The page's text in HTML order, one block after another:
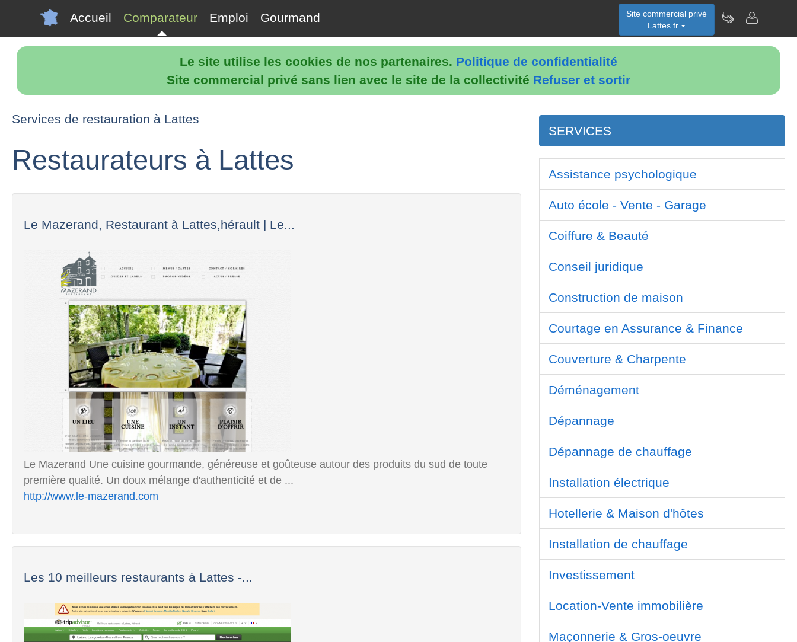
Le site utilise les cookies de nos partenaires. Politique de confidentialité
Site commercial privé sans lien avec le site de la collectivité Refuser et sortir
Accueil Comparateur Emploi Gourmand
Site commercial privé
Lattes.fr
Services de restauration à Lattes
Restaurateurs à Lattes
Le Mazerand, Restaurant à Lattes,hérault | Le...
Le Mazerand Une cuisine gourmande, généreuse et goûteuse autour des produits du sud de toute
première qualité. Un doux mélange d'authenticité et de ...
http://www.le-mazerand.com
Les 10 meilleurs restaurants à Lattes -...
SERVICES
Assistance psychologique
Auto école - Vente - Garage
Coiffure & Beauté
Conseil juridique
Construction de maison
Courtage en Assurance & Finance
Couverture & Charpente
Déménagement
Dépannage
Dépannage de chauffage
Installation électrique
Hotellerie & Maison d'hôtes
Installation de chauffage
Investissement
Location-Vente immobilière
Maçonnerie & Gros-oeuvre